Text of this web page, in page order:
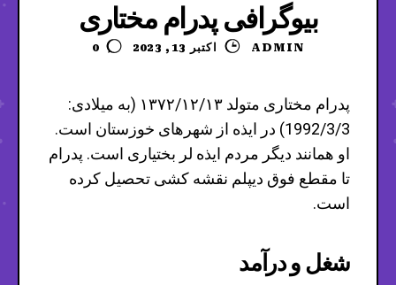
بیوگرافی پدرام مختاری
ADMIN اکتبر 13, 2023 0
پدرام مختاری متولد ۱۳۷۲/۱۲/۱۳ (به میلادی:
1992/3/3) در ایذه از شهرهای خوزستان است.
او همانند دیگر مردم ایذه لر بختیاری است. پدرام
تا مقطع فوق دیپلم نقشه کشی تحصیل کرده
است.
شغل و درآمد